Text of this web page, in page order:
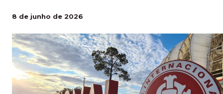
8 de junho de 2026